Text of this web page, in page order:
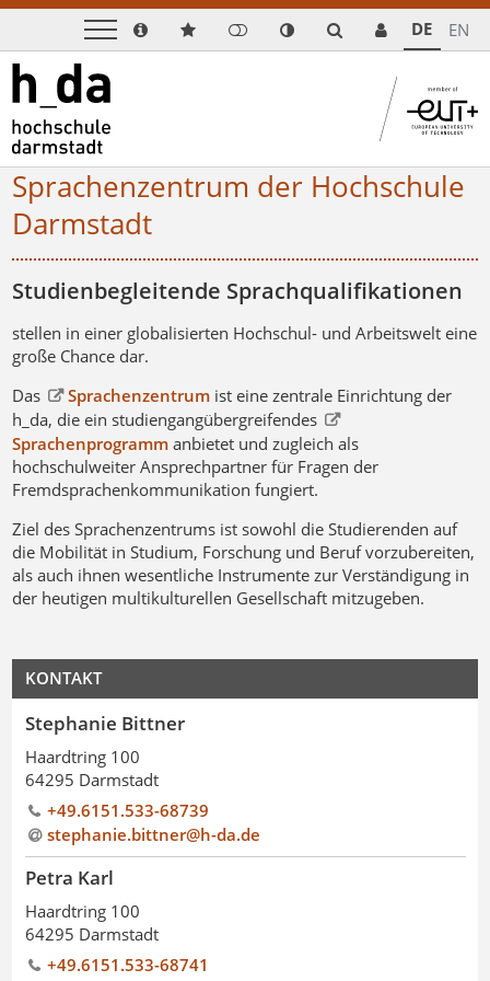
DE EN
Sprachenzentrum der Hochschule
Darmstadt
Studienbegleitende Sprachqualifikationen
stellen in einer globalisierten Hochschul- und Arbeitswelt eine
große Chance dar.
Das
Sprachenzentrumist eine zentrale Einrichtung der
h_da, die ein studiengangübergreifendes
Sprachenprogramm anbietet und zugleich als
hochschulweiter Ansprechpartner für Fragen der
Fremdsprachenkommunikation fungiert.
Ziel des Sprachenzentrums ist sowohl die Studierenden auf
die Mobilität in Studium, Forschung und Beruf vorzubereiten,
als auch ihnen wesentliche Instrumente zur Verständigung in
der heutigen multikulturellen Gesellschaft mitzugeben.
KONTAKT
Stephanie Bittner
Haardtring 100
64295 Darmstadt
+49.6151.533-68739
stephanie.bittner@h-da.de
Petra Karl
Haardtring 100
64295 Darmstadt
+49.6151.533-68741